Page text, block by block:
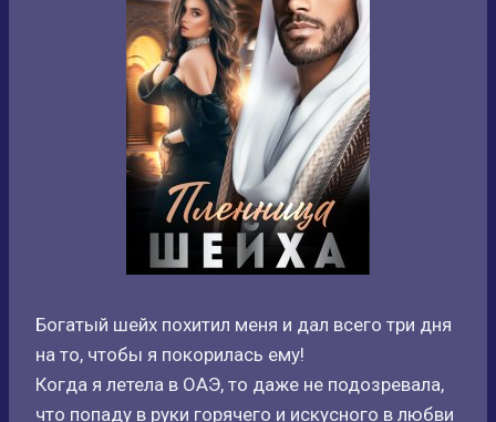
Богатый шейх похитил меня и дал всего три дня
на то, чтобы я покорилась ему!
Когда я летела в ОАЭ, то даже не подозревала,
что попаду в руки горячего и искусного в любви